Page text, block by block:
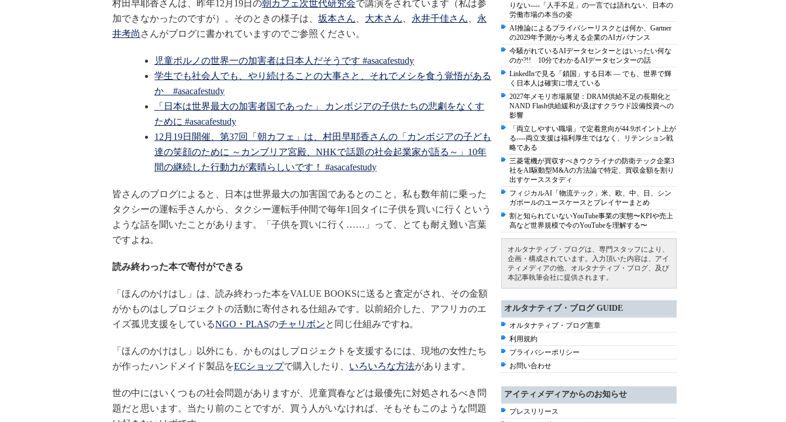
村田早耶香さんは、昨年12月19日の朝カフェ次世代研究会で講演をされています（私は参
加できなかったのですが）。そのときの様子は、 坂本さん 大木さん 永井千佳さん
永
井考尚 さんがブログに書かれていますのでご参照ください。
児童ポルノの世界一の加害者は日本人だそうです #asacafestudy
学生でも社会人でも、やり続けることの大事さと、それでメシを食う覚悟がある
か #asacafestudy
「日本は世界最大の加害者国であった」 カンボジアの子供たちの悲劇をなくす
ために #asacafestudy
12月19日開催、第37回「朝カフェ」は、村田早耶香さんの「カンボジアの子ども
達の笑顔のために ～カンブリア宮殿、NHKで話題の社会起業家が語る～」10年
間の継続した行動力が素晴らしいです！ #asacafestudy
皆さんのブログによると、日本は世界最大の加害国であるとのこと。私も数年前に乗った
タクシーの運転手さんから、タクシー運転手仲間で毎年1回タイに子供を買いに行くという
ような話を聞いたことがあります。「子供を買いに行く……」って、とても耐え難い言葉
ですよね。
読み終わった本で寄付ができる
「ほんのかけはし」は、読み終わった本をVALUE BOOKSに送ると査定がされ、その金額
がかものはしプロジェクトの活動に寄付される仕組みです。以前紹介した、アフリカのエ
イズ孤児支援をしているNGO・PLASのチャリボンと同じ仕組みですね。
「ほんのかけはし」以外にも、かものはしプロジェクトを支援するには、現地の女性たち
が作ったハンドメイド製品をECショップで購入したり、 いろいろな方法があります。
世の中にはいくつもの社会問題がありますが、児童買春などは最優先に対処されるべき問
題だと思います。当たり前のことですが、買う人がいなければ、そもそもこのような問題
りない----「人手不足」の一言では語れない、日本の
労働市場の本当の姿
AI推論によるプライバシーリスクとは何か、Gartner
の2029年予測から考える企業のAIガバナンス
今騒がれているAIデータセンターとはいったい何な
のか?!! 10分でわかるAIデータセンターの話
LinkedInで見る「鎖国」する日本 ― でも、世界で輝
く日本人は確実に増えている
2027年メモリ市場展望：DRAM供給不足の長期化と
NAND Flash供給緩和が及ぼすクラウド設備投資への
影響
「両立しやすい職場」で定着意向が44.9ポイント上が
る----両立支援は福利厚生ではなく、リテンション戦
略である
三菱電機が買収すべきウクライナの防衛テック企業3
社をAI駆動型M&Aの方法論で特定、買収金額を割り
出すケーススタディ
フィジカルAI「物流テック」米、欧、中、日、シン
ガポールのユースケースとプレイヤーまとめ
割と知られていないYouTube事業の実態〜KPIや売上
高など世界規模で今のYouTubeを理解する〜
オルタナティブ・ブログは、専門スタッフにより、
企画・構成されています。入力頂いた内容は、アイ
ティメディアの他、オルタナティブ・ブログ、及び
本記事執筆会社に提供されます。
オルタナティブ・ブログ GUIDE
オルタナティブ・ブログ憲章
利用規約
プライバシーポリシー
お問い合わせ
アイティメディアからのお知らせ
プレスリリース